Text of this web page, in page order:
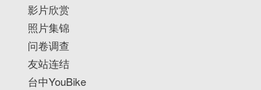
影片欣赏
照片集锦
问卷调查
友站连结
台中YouBike